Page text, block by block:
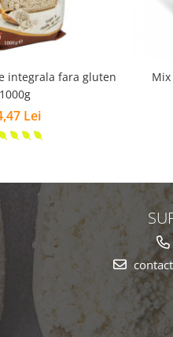
integrala fara gluten
1000g
Lei